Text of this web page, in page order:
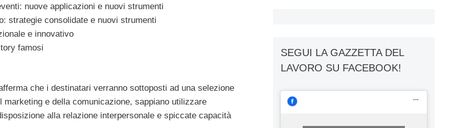
nuove applicazioni e nuovi strumenti
strategie consolidate e nuovi strumenti
e innovativo
famosi
che i destinatari verranno sottoposti ad una selezione
e della comunicazione, sappiano utilizzare
alla relazione interpersonale e spiccate capacità
SEGUI LA GAZZETTA DEL
LAVORO SU FACEBOOK!